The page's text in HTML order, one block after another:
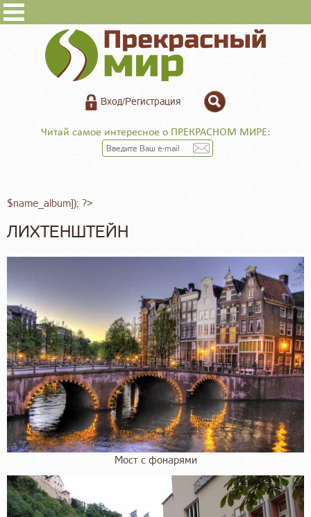
Вход/Регистрация
Читай самое интересное о ПРЕКРАСНОМ МИРЕ:
$name_album]); ?>
ЛИХТЕНШТЕЙН
Мост с фонарями